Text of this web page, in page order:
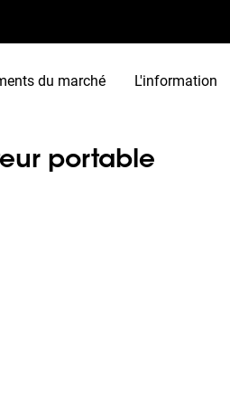
du marché L'information
portable